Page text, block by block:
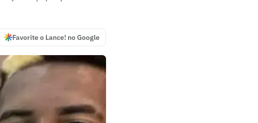
Favorite o Lance! no Google